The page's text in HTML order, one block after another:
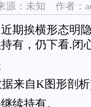
源：未知 作者
挨横形态明隐
有，仍下看.闭
来自K图形剖
持有。